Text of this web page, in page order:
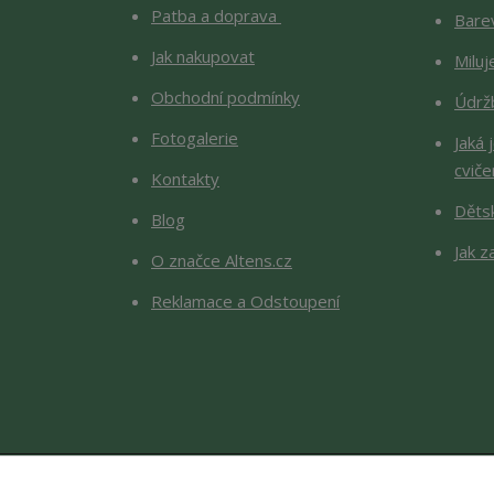
Patba a doprava
Jak nakupovat
Obchodní podmínky
Fotogalerie
Kontakty
Blog
O značce Altens.cz
Reklamace a Odstoupení
Jak